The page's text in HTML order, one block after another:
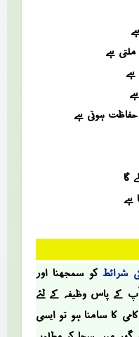
ہے
ہوتی ہے
گا
ہے
شرائط کو سمجھنا اور
کے پاس وظیفہ کے لئے
کا سامنا ہو تو ایسی